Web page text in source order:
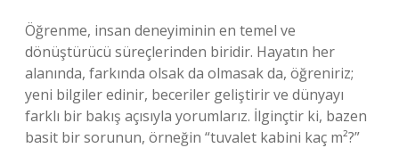
Öğrenme, insan deneyiminin en temel ve
dönüştürücü süreçlerinden biridir. Hayatın her
alanında, farkında olsak da olmasak da, öğreniriz;
yeni bilgiler edinir, beceriler geliştirir ve dünyayı
farklı bir bakış açısıyla yorumlarız. İlginçtir ki, bazen
basit bir sorunun, örneğin “tuvalet kabini kaç m²?”